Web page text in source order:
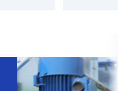
excelente.
está avanzada.
decisión se